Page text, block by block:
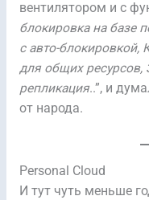
вентилятором и с
блокировка на базе
с авто-блокировкой,
для общих
репликация..”, и
от народа.
Personal Cloud
И тут чуть меньше